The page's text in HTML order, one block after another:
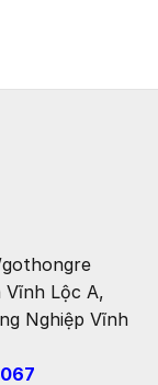
Vĩnh Lộc A,
Nghiệp Vĩnh